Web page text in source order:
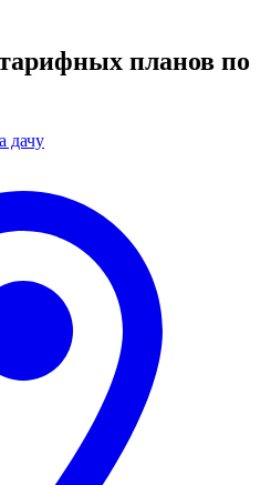
планов по
дачу